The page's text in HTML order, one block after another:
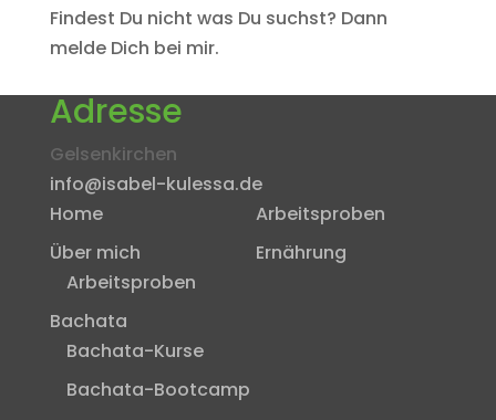
Findest Du nicht was Du suchst? Dann
melde Dich bei mir.
Adresse
Gelsenkirchen
info@isabel-kulessa.de
Home
Über mich
Arbeitsproben
Bachata
Bachata-Kurse
Bachata-Bootcamp
Arbeitsproben
Ernährung